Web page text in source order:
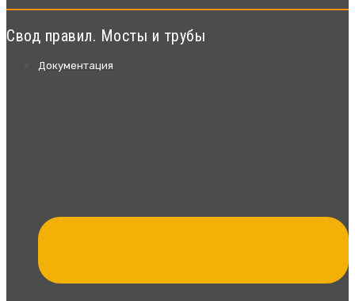
Свод правил. Мосты и трубы
Документация